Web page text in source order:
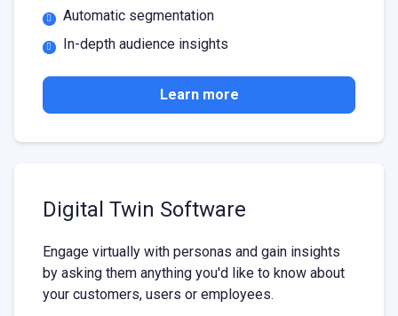
Automatic segmentation
In-depth audience insights
Learn more
Digital Twin Software
Engage virtually with personas and gain insights
by asking them anything you'd like to know about
your customers, users or employees.